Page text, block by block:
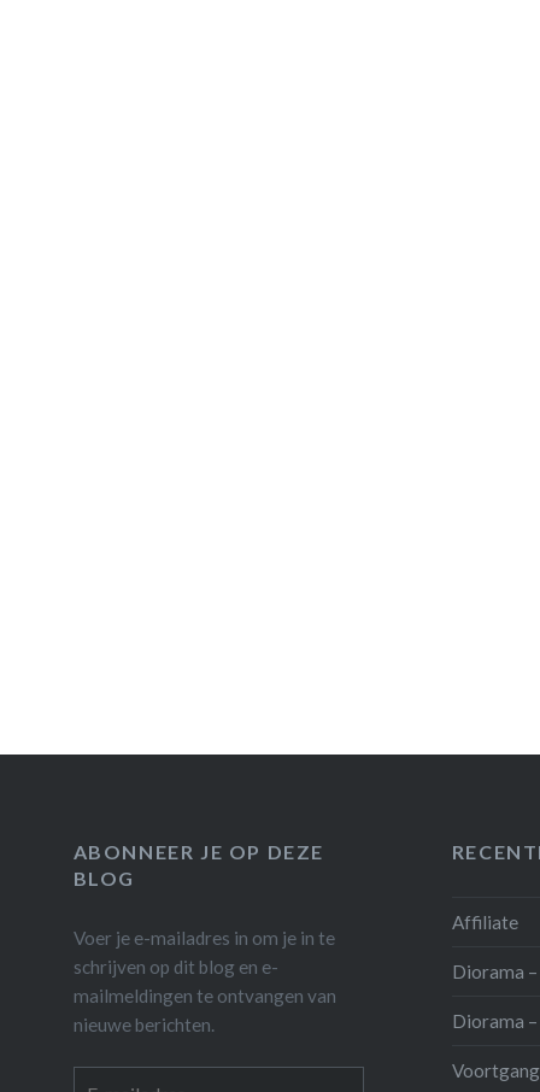
ABONNEER JE OP DEZE
BLOG
Voer je e-mailadres in om je in te
schrijven op dit blog en e-
mailmeldingen te ontvangen van
nieuwe berichten.
Affiliate
Diorama
Diorama